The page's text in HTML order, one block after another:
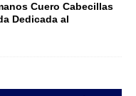
Cuero Cabecillas
Dedicada al